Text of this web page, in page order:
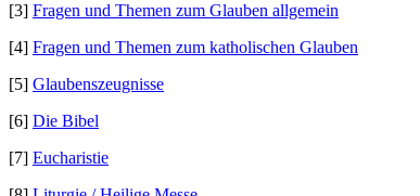
[3] Fragen und Themen zum Glauben allgemein
[4] Fragen und Themen zum katholischen Glauben
[5] Glaubenszeugnisse
[6] Die Bibel
[7] Eucharistie